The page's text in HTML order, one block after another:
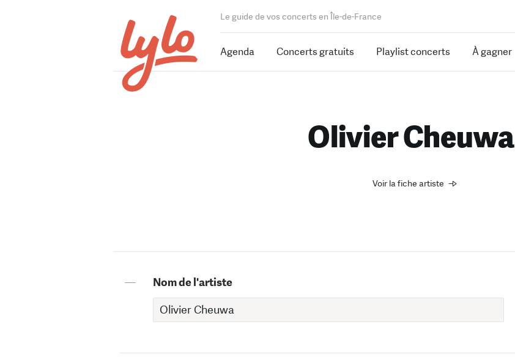
Le guide de vos concerts en Île-de-France
Agenda Concerts gratuits Playlist concerts À gagner
Olivier Cheuwa
Voir la fiche artiste
— Nom de l'artiste